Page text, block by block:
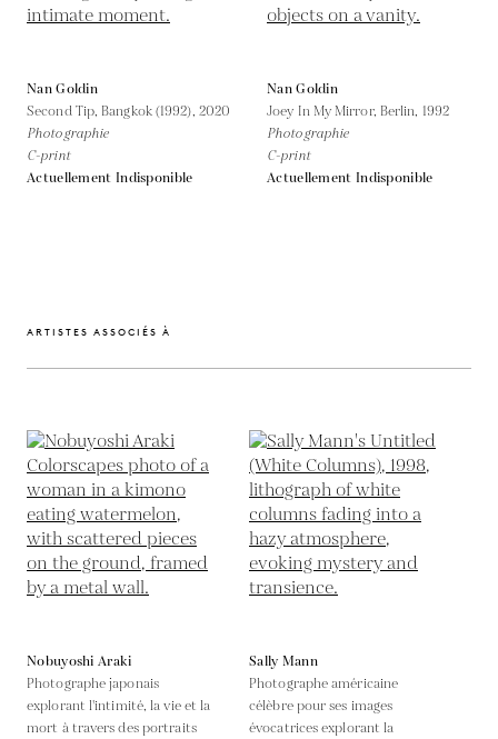
Nan Goldin
Second Tip, Bangkok (1992), 2020
Photographie
C-print
Actuellement Indisponible
Nan Goldin
Joey In My Mirror, Berlin, 1992
Photographie
C-print
Actuellement Indisponible
ARTISTES ASSOCIÉS À
Nobuyoshi Araki
Photographe japonais
explorant l'intimité, la vie et la
mort à travers des portraits
Sally Mann
Photographe américaine
célèbre pour ses images
évocatrices explorant la